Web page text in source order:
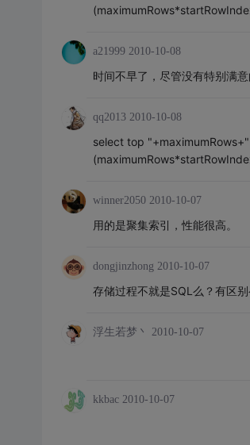
a21999 2010-10-08
时间不早了，尽管没有特别满意
qq2013 2010-10-08
select top
winner2050 2010-10-07
用的是聚集索引，性能很高。
dongjinzhong 2010-10-07
存储过程不就是SQL么？有区别
浮生若梦丶 2010-10-07
kkbac 2010-10-07